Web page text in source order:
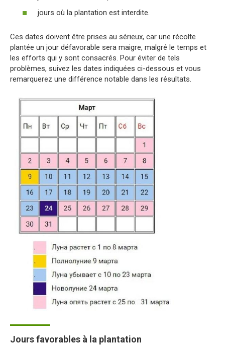
jours où la plantation est interdite.
Ces dates doivent être prises au sérieux, car une récolte
plantée un jour défavorable sera maigre, malgré le temps et
les efforts qui y sont consacrés. Pour éviter de tels
problèmes, suivez les dates indiquées ci-dessous et vous
remarquerez une différence notable dans les résultats.
Jours favorables à la plantation